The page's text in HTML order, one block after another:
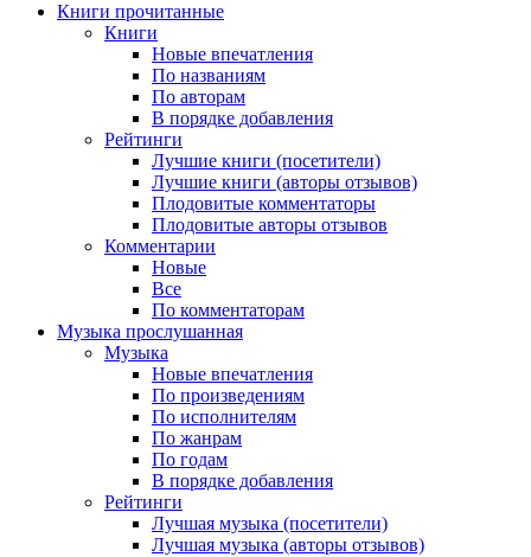
Книги прочитанные
Книги
Новые впечатления
По названиям
По авторам
В порядке добавления
Рейтинги
Лучшие книги (посетители)
Лучшие книги (авторы отзывов)
Плодовитые комментаторы
Плодовитые авторы отзывов
Комментарии
Новые
Все
По комментаторам
Музыка прослушанная
Музыка
Новые впечатления
По произведениям
По исполнителям
По жанрам
По годам
В порядке добавления
Рейтинги
Лучшая музыка (посетители)
Лучшая музыка (авторы отзывов)